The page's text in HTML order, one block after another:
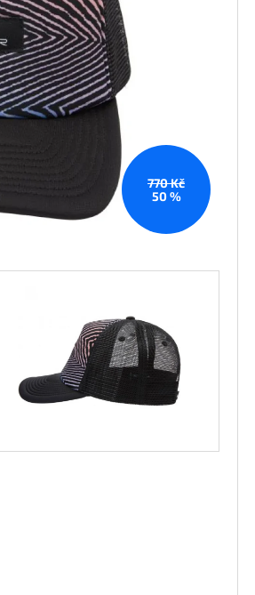
770 Kč
50 %